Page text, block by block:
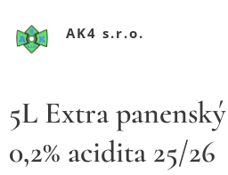
AK4 s.r.o.
5L Extra
0,2% acidita 25/26